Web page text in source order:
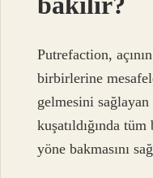
Putrefaction,
birbirlerine
gelmesini
kuşatıldığında
yöne bakmasını